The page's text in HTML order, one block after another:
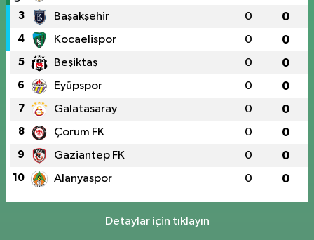
3 Başakşehir 0 0
4 Kocaelispor 0 0
5 Beşiktaş 0 0
6 Eyüpspor 0 0
7 Galatasaray 0 0
8 Çorum FK 0 0
9 Gaziantep FK 0 0
10 Alanyaspor 0 0
Detaylar için tıklayın